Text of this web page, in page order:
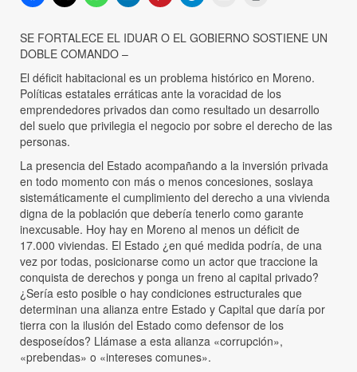
SE FORTALECE EL IDUAR O EL GOBIERNO SOSTIENE UN
DOBLE COMANDO –
El déficit habitacional es un problema histórico en Moreno.
Políticas estatales erráticas ante la voracidad de los
emprendedores privados dan como resultado un desarrollo
del suelo que privilegia el negocio por sobre el derecho de las
personas.
La presencia del Estado acompañando a la inversión privada
en todo momento con más o menos concesiones, soslaya
sistemáticamente el cumplimiento del derecho a una vivienda
digna de la población que debería tenerlo como garante
inexcusable. Hoy hay en Moreno al menos un déficit de
17.000 viviendas. El Estado ¿en qué medida podría, de una
vez por todas, posicionarse como un actor que traccione la
conquista de derechos y ponga un freno al capital privado?
¿Sería esto posible o hay condiciones estructurales que
determinan una alianza entre Estado y Capital que daría por
tierra con la ilusión del Estado como defensor de los
desposeídos? Llámase a esta alianza «corrupción»,
«prebendas» o «intereses comunes».